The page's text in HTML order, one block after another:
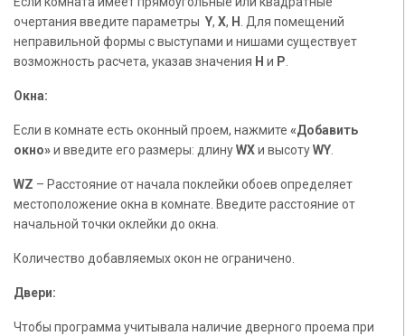
очертания введите параметры Y, X, H
. Для помещений
неправильной формы с выступами и нишами существует
возможность расчета, указав значения H и P
Окна:
Если в комнате есть оконный проем, нажмите «Добавить
окно»и введите его размеры: длинуWXи высотуWY
WZ – Расстояние от начала поклейки обоев определяет
местоположение окна в комнате. Введите расстояние от
начальной точки оклейки до окна.
Количество добавляемых окон не ограничено.
Двери:
Чтобы программа учитывала наличие дверного проема при